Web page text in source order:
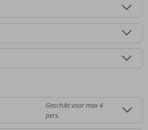
Geschikt voor max 4
pers.